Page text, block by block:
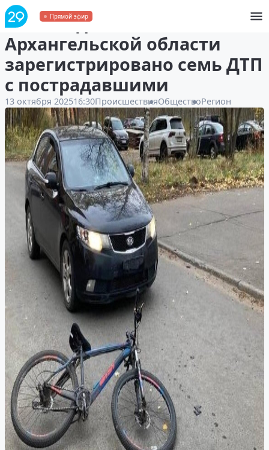
Прямой эфир
За выходные в
Архангельской области
зарегистрировано семь ДТП
с пострадавшими
13 октября 202516:30ПроисшествияОбществоРегион